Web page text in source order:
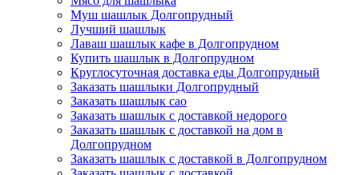
Муш шашлык Долгопрудный
Лучший шашлык
Лаваш шашлык кафе в Долгопрудном
Купить шашлык в Долгопрудном
Круглосуточная доставка еды Долгопрудный
Заказать шашлыки Долгопрудный
Заказать шашлык сао
Заказать шашлык с доставкой недорого
Заказать шашлык с доставкой на дом в
Долгопрудном
Заказать шашлык с доставкой в Долгопрудном